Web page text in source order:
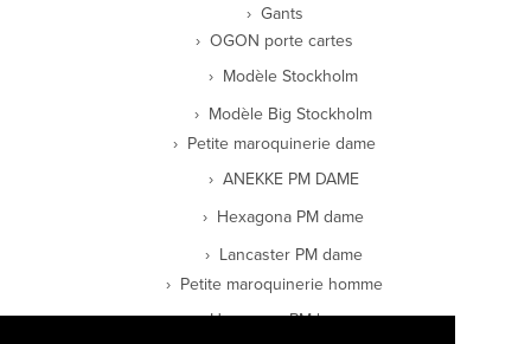
Gants
OGON porte cartes
Modèle Stockholm
Modèle Big Stockholm
Petite maroquinerie dame
ANEKKE PM DAME
Hexagona PM dame
Lancaster PM dame
Petite maroquinerie homme
Hexagona PM homme